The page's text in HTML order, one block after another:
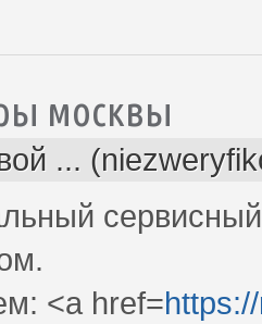
москвы
...
<a href=